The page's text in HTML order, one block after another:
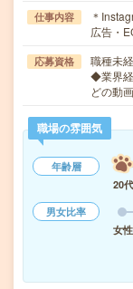
仕事内容
＊
広告・
応募資格
職種未
◆業界
どの動
職場の雰囲気
年齢層
20代
男女比率
女性